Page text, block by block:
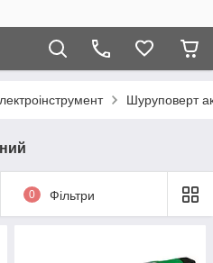
Шуруповерт
0 Фільтри